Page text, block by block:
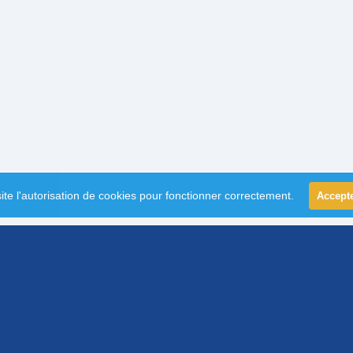
l'autorisation de cookies pour fonctionner correctement.